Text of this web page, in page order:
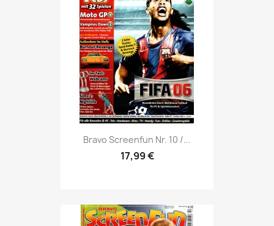
Vorschau
Bravo Screenfun Nr. 10 /...
17,99 €